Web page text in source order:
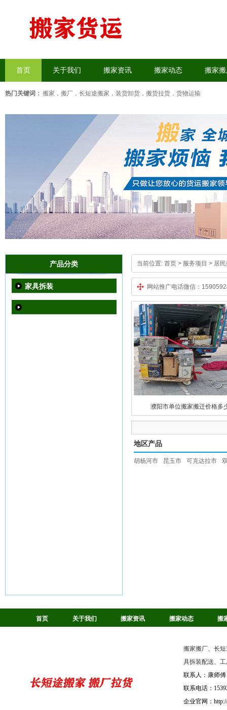
首页 关于我们 搬家资讯 搬家动态 搬家
热门关键词： 搬家，搬厂， 长短途搬家 ， 装货卸货， 搬货拉货， 货物运输
产品分类
家具拆装
当前位置: 首页 > 服务项目 > 居
网站推广电话微信：
濮阳市单位搬家搬迁价格多
地区产品
胡杨河市 昆玉市 可克达拉市
首页 关于我们 搬家资讯 搬家动态 搬
搬家搬厂、长
具拆装配送、
联系人：康师傅
联系电话：
企业官网：